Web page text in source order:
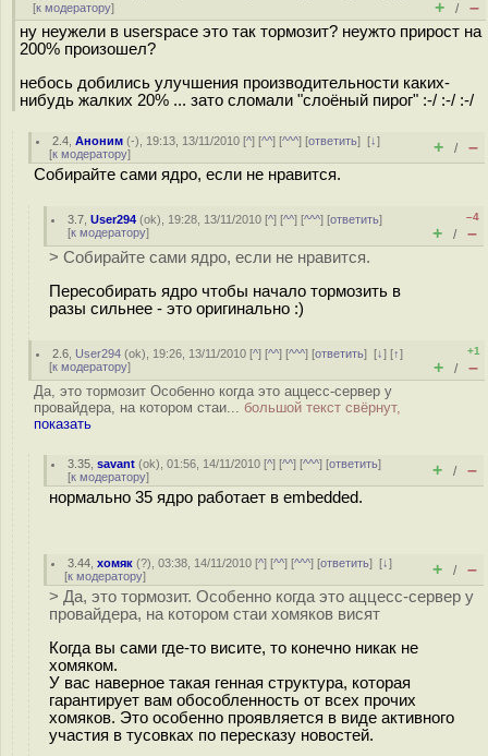
[к модератору] + / –
ну неужели в userspace это так тормозит? неужто прирост на
200% произошел?
небось добились улучшения производительности каких-
нибудь жалких 20% ... зато сломали "слоёный пирог" :-/ :-/ :-/
2.4 ,Аноним (-), 19:13, 13/11/2010 [^] [^^] [^^^] [ответить][↓]
[к модератору] + / –
Собирайте сами ядро, если не нравится.
3.7 ,User294 (ok), 19:28, 13/11/2010 [^] [^^] [^^^] [ответить]
[к модератору]
–4
+ / –
> Собирайте сами ядро, если не нравится.
Пересобирать ядро чтобы начало тормозить в
разы сильнее - это оригинально :)
2.6 User294 (ok), 19:26, 13/11/2010 [^] [^^] [^^^] [ответить][↓] [↑]
[к модератору]
+1
+ / –
Да, это тормозит Особенно когда это аццесс-сервер у
провайдера, на котором стаи... большой текст свёрнут,
показать
3.35 ,savant (ok), 01:56, 14/11/2010 [^] [^^] [^^^] [ответить]
[к модератору] + / –
нормально 35 ядро работает в embedded.
3.44 ,хомяк (?), 03:38, 14/11/2010 [^] [^^] [^^^] [ответить][↓]
[к модератору] + / –
> Да, это тормозит. Особенно когда это аццесс-сервер у
провайдера, на котором стаи хомяков висят
Когда вы сами где-то висите, то конечно никак не
хомяком.
У вас наверное такая генная структура, которая
гарантирует вам обособленность от всех прочих
хомяков. Это особенно проявляется в виде активного
участия в тусовках по пересказу новостей.